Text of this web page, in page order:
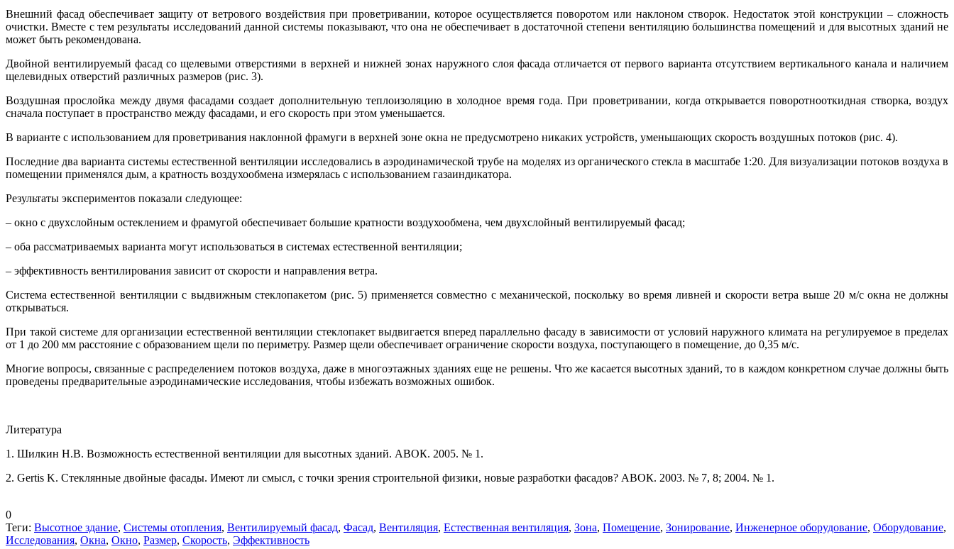
Внешний фасад обеспечивает защиту от ветрового воздействия при проветривании, которое осуществляется поворотом или наклоном створок. Недостаток этой конструкции – сложность
очистки. Вместе с тем результаты исследований данной системы показывают, что она не обеспечивает в достаточной степени вентиляцию большинства помещений и для высотных зданий не
может быть рекомендована.
Двойной вентилируемый фасад со щелевыми отверстиями в верхней и нижней зонах наружного слоя фасада отличается от первого варианта отсутствием вертикального канала и наличием
щелевидных отверстий различных размеров (рис. 3).
Воздушная прослойка между двумя фасадами создает дополнительную теплоизоляцию в холодное время года. При проветривании, когда открывается поворотно­откидная створка, воздух
сначала поступает в пространство между фасадами, и его скорость при этом уменьшается.
В варианте с использованием для проветривания наклонной фрамуги в верхней зоне окна не предусмотрено никаких устройств, уменьшающих скорость воздушных потоков (рис. 4).
Последние два варианта системы естественной вентиляции исследовались в аэродинамической трубе на моделях из органического стекла в масштабе 1:20. Для визуализации потоков воздуха в
помещении применялся дым, а кратность воздухообмена измерялась с использованием газаиндикатора.
Результаты экспериментов показали следующее:
– окно с двухслойным остеклением и фрамугой обеспечивает большие кратности воздухообмена, чем двухслойный вентилируемый фасад;
– оба рассматриваемых варианта могут использоваться в системах естественной вентиляции;
– эффективность вентилирования зависит от скорости и направления ветра.
Система естественной вентиляции с выдвижным стеклопакетом (рис. 5) применяется совместно с механической, поскольку во время ливней и скорости ветра выше 20 м/с окна не должны
открываться.
При такой системе для организации естественной вентиляции стеклопакет выдвигается вперед параллельно фасаду в зависимости от условий наружного климата на регулируемое в пределах
от 1 до 200 мм расстояние с образованием щели по периметру. Размер щели обеспечивает ограничение скорости воздуха, поступающего в помещение, до 0,35 м/с.
Многие вопросы, связанные с распределением потоков воздуха, даже в многоэтажных зданиях еще не решены. Что же касается высотных зданий, то в каждом конкретном случае должны быть
проведены предварительные аэродинамические исследования, чтобы избежать возможных ошибок.
Литература
1. Шилкин Н.В. Возможность естественной вентиляции для высотных зданий. АВОК. 2005. № 1.
2. Gertis K. Стеклянные двойные фасады. Имеют ли смысл, с точки зрения строительной физики, новые разработки фасадов? АВОК. 2003. № 7, 8; 2004. № 1.
0
Теги: Высотное здание, Системы отопления, Вентилируемый фасад, Фасад, Вентиляция, Естественная вентиляция, Зона, Помещение, Зонирование, Инженерное оборудование, Оборудование,
Исследования, Окна, Окно, Размер, Скорость, Эффективность